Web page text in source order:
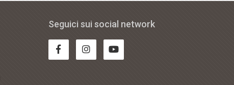
Seguici sui social network